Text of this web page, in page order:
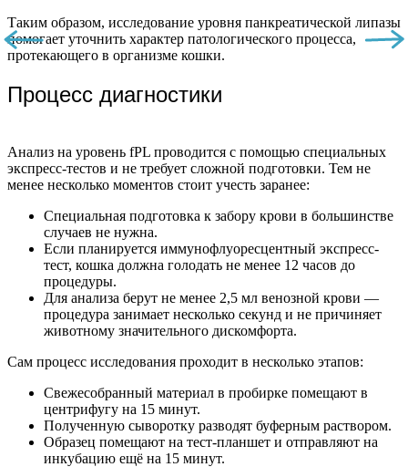
Таким образом, исследование уровня панкреатической липазы
помогает уточнить характер патологического процесса,
протекающего в организме кошки.
Процесс диагностики
Анализ на уровень fPL проводится с помощью специальных
экспресс-тестов и не требует сложной подготовки. Тем не
менее несколько моментов стоит учесть заранее:
Специальная подготовка к забору крови в большинстве
случаев не нужна.
Если планируется иммунофлуоресцентный экспресс-
тест, кошка должна голодать не менее 12 часов до
процедуры.
Для анализа берут не менее 2,5 мл венозной крови —
процедура занимает несколько секунд и не причиняет
животному значительного дискомфорта.
Сам процесс исследования проходит в несколько этапов:
Свежесобранный материал в пробирке помещают в
центрифугу на 15 минут.
Полученную сыворотку разводят буферным раствором.
Образец помещают на тест-планшет и отправляют на
инкубацию ещё на 15 минут.